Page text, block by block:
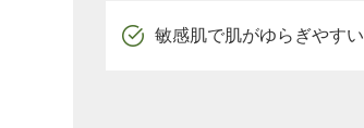
敏感肌で肌がゆらぎやすい